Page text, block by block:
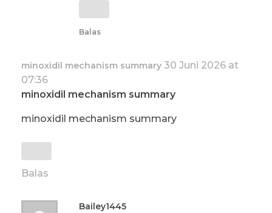
Balas
minoxidil mechanism summary 30 Juni 2026 at
07:36
minoxidil mechanism summary
minoxidil mechanism summary
Balas
Bailey1445